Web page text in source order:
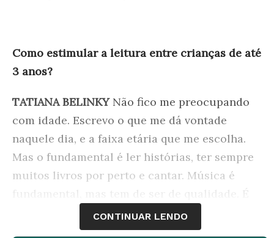
Como estimular a leitura entre crianças de até
3 anos?
TATIANA BELINKY Não fico me preocupando
com idade. Escrevo o que me dá vontade
naquele dia, e a faixa etária que me escolha.
Mas o fundamental é ler histórias, ter sempre
muitos livros por perto e cantar. Música é
fundamental, mas tem de ser de qualidade. É
por isso que, no mundo inteiro, existem as
músicas de acalanto. Elas são feitas para
CONTINUAR LENDO